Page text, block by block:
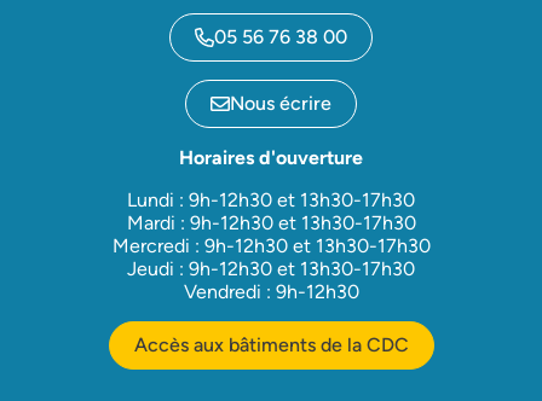
05 56 76 38 00
Nous écrire
Horaires d'ouverture
Lundi : 9h-12h30 et 13h30-17h30
Mardi : 9h-12h30 et 13h30-17h30
Mercredi : 9h-12h30 et 13h30-17h30
Jeudi : 9h-12h30 et 13h30-17h30
Vendredi : 9h-12h30
Accès aux bâtiments de la CDC